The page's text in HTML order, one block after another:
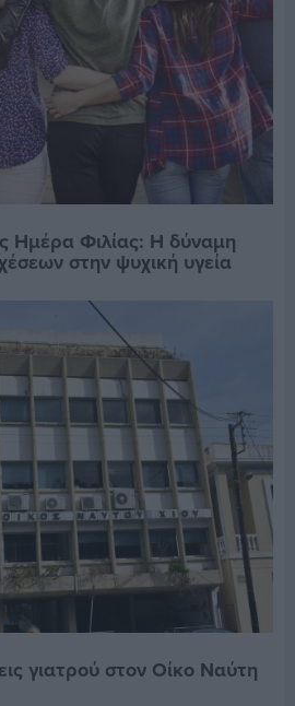
Ημέρα Φιλίας: Η δύναμη
στην ψυχική υγεία
γιατρού στον Οίκο Ναύτη